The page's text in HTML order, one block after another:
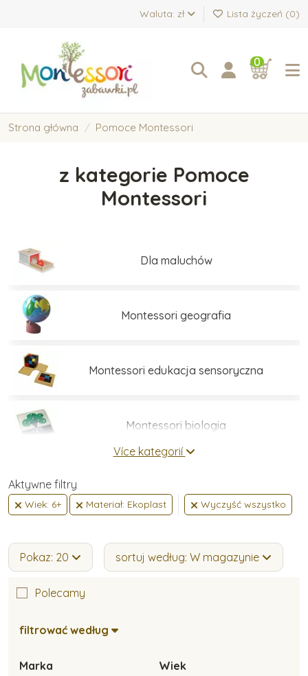
Waluta: zł Lista życzeń (0)
0
Strona główna Pomoce Montessori
z kategorie Pomoce
Montessori
Dla maluchów
Montessori geografia
Montessori edukacja sensoryczna
Montessori biologia
Více kategorií
Aktywne filtry
Wiek: 6+ Materiał: Ekoplast Wyczyść wszystko
Pokaz: 20 sortuj według: W magazynie
filtrować według
Polecamy
Marka Wiek